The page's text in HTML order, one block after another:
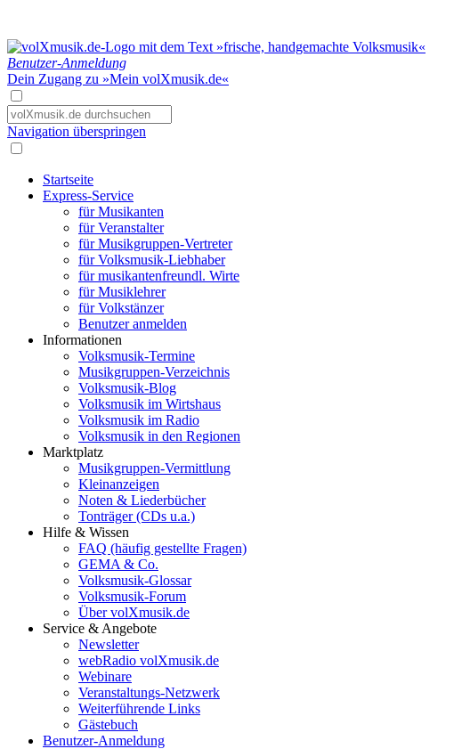
Benutzer-Anmeldung
Dein Zugang zu »Mein volXmusik.de«
Navigation überspringen
Startseite
Express-Service
für Musikanten
für Veranstalter
für Musikgruppen-Vertreter
für Volksmusik-Liebhaber
für musikantenfreundl. Wirte
für Musiklehrer
für Volkstänzer
Benutzer anmelden
Informationen
Volksmusik-Termine
Musikgruppen-Verzeichnis
Volksmusik-Blog
Volksmusik im Wirtshaus
Volksmusik im Radio
Volksmusik in den Regionen
Marktplatz
Musikgruppen-Vermittlung
Kleinanzeigen
Noten & Liederbücher
Tonträger (CDs u.a.)
Hilfe & Wissen
FAQ (häufig gestellte Fragen)
GEMA & Co.
Volksmusik-Glossar
Volksmusik-Forum
Über volXmusik.de
Service & Angebote
Newsletter
webRadio volXmusik.de
Webinare
Veranstaltungs-Netzwerk
Weiterführende Links
Gästebuch
Benutzer-Anmeldung